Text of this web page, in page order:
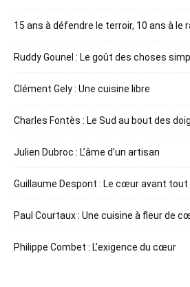
15 ans à défendre le terroir, 10 ans à le
Ruddy Gounel : Le goût des choses
Clément Gely : Une cuisine libre
Charles Fontès : Le Sud au bout des
Julien Dubroc : L’âme d’un artisan
Guillaume Despont : Le cœur avant tout
Paul Courtaux : Une cuisine à fleur de
Philippe Combet : L’exigence du cœur